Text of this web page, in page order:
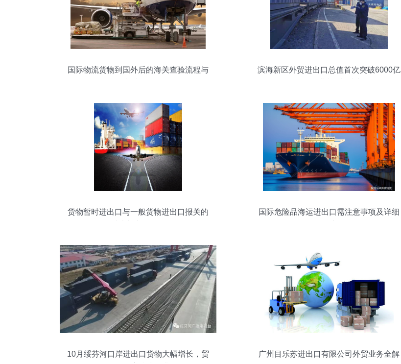
国际物流货物到国外后的海关查验流程与
滨海新区外贸进出口总值首次突破6000亿
货物暂时进出口与一般货物进出口报关的
国际危险品海运进出口需注意事项及详细
10月绥芬河口岸进出口货物大幅增长，贸
广州目乐苏进出口有限公司外贸业务全解